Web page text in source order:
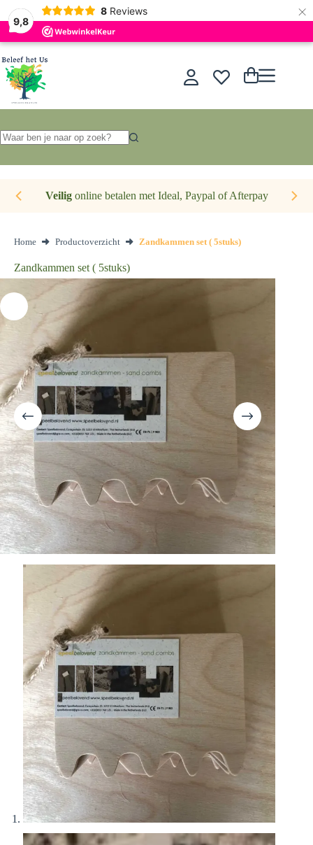
9,8
8 Reviews ×
Ga
naar
de
inhoud
Winkelwagen
resultaten
Veiligonline betalen met Ideal, Paypal of Afterpay
Home Productoverzicht Zandkammen set ( 5stuks)
Zandkammen set ( 5stuks)